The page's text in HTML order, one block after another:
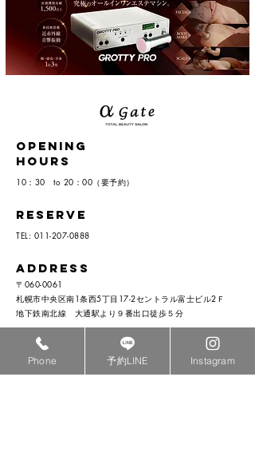
opening
hours
10：30 to 20：00（要予約）
RESERVE
TEL: 011-207-0888
ADDRESS
​〒060-0061
札幌市中央区南1条西5丁目17-2セントラル富士ビル2Ｆ
​地下鉄南北線 大通駅より９番出口徒歩５分
HOLIDAY
​毎週 火曜日 他不定休
Phone 予約LINE Instagram